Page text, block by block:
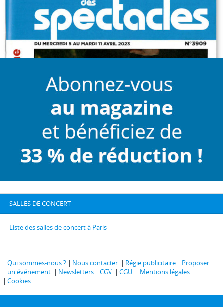
SALLES DE CONCERT
Liste des salles de concert à Paris
Qui sommes-nous ? Nous contacter Régie publicitaire
Proposer
un événement
Newsletters CGV CGU
Mentions légales
Cookies